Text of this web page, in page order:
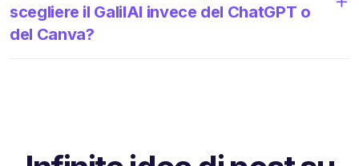
scegliere il GalilAI invece del ChatGPT o
del Canva?